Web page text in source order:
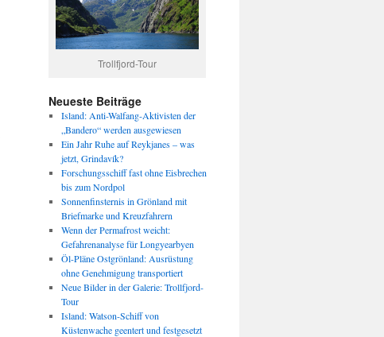
Trollfjord-Tour
Neueste Beiträge
Island: Anti-Walfang-Aktivisten der
„Bandero“ werden ausgewiesen
Ein Jahr Ruhe auf Reykjanes – was
jetzt, Grindavík?
Forschungsschiff fast ohne Eisbrechen
bis zum Nordpol
Sonnenfinsternis in Grönland mit
Briefmarke und Kreuzfahrern
Wenn der Permafrost weicht:
Gefahrenanalyse für Longyearbyen
Öl-Pläne Ostgrönland: Ausrüstung
ohne Genehmigung transportiert
Neue Bilder in der Galerie: Trollfjord-
Tour
Island: Watson-Schiff von
Küstenwache geentert und festgesetzt